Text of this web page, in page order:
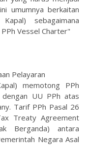
umumnya berkaitan
sebagaimana
Vessel Charter"
Pelayaran
memotong PPh
UU PPh atas
Tarif PPh Pasal 26
Treaty Agreement
Berganda) antara
Negara Asal